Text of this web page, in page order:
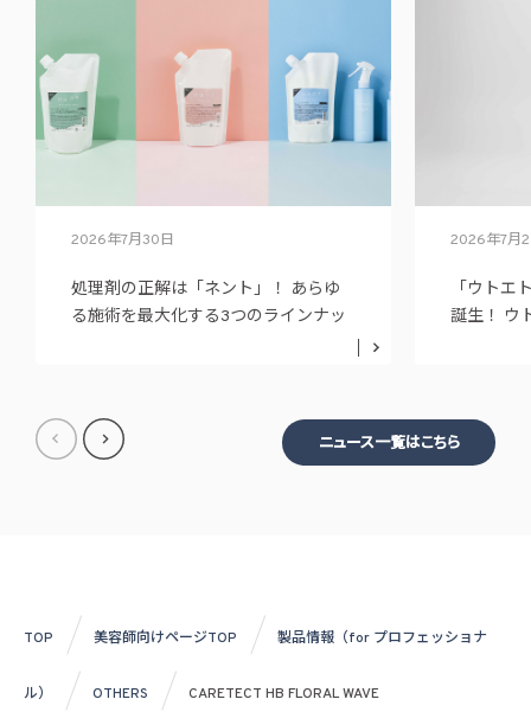
2026年7月30日
処理剤の正解は「ネント」！ あらゆ
る施術を最大化する3つのラインナッ
2026年7月
「ウトエ
誕生！ ウ
ニュース一覧はこちら
TOP 美容師向けページTOP 製品情報（for プロフェッショナ
ル） OTHERS CARETECT HB FLORAL WAVE